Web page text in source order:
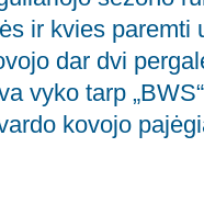
ir kvies paremti
dar dvi
vyko tarp
kovojo